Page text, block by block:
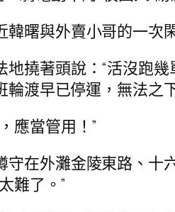
曙與外賣小哥的一次
撓著頭說：“活沒跑
渡早已停運，無法之
應當管用！”
在外灘金陵東路、
難了。”